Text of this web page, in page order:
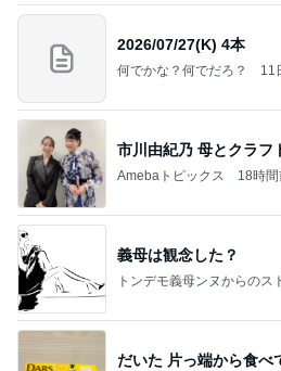
2026/07/27(K) 4本
何でかな？何でだろ？ 11
市川由紀乃 母とクラフ
Amebaトピックス 18時
義母は観念した？
トンデモ義母ンヌからのス
だいた 片っ端から食べ